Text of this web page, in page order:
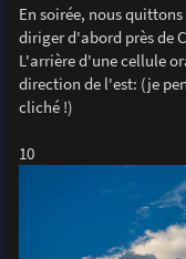
En soirée, nous
diriger d'abord près de
L'arrière d'une cellule
direction de l'est: (je
cliché !)
10